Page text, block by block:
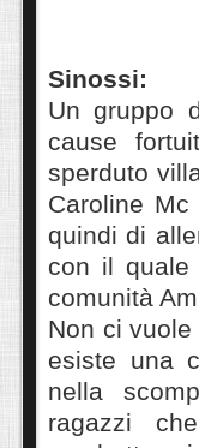
Sinossi:
Un gruppo
cause
sperduto
Caroline
quindi di
con il quale
comunità
Non ci
esiste una
nella
ragazzi